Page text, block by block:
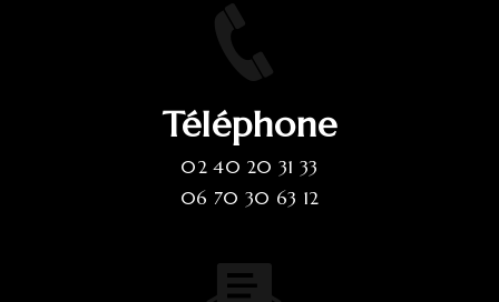
Téléphone
02 40 20 31 33
06 70 30 63 12